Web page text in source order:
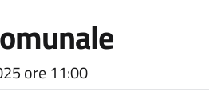
ore 11:00